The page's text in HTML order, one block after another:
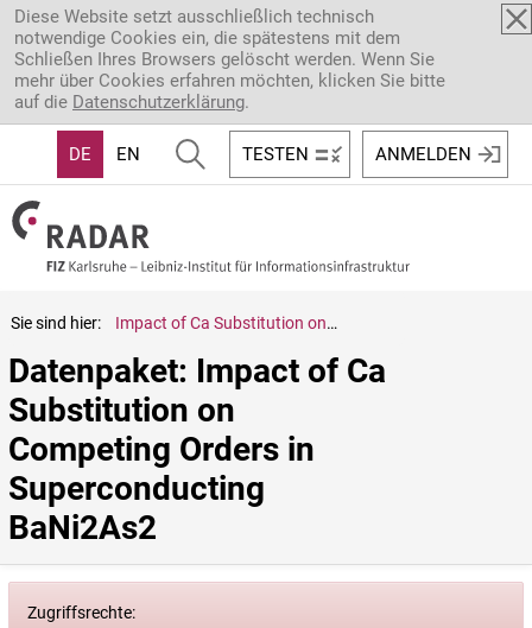
Direkt zum Inhalt
Diese Website setzt ausschließlich technisch
notwendige Cookies ein, die spätestens mit dem
Schließen Ihres Browsers gelöscht werden. Wenn Sie
mehr über Cookies erfahren möchten, klicken Sie bitte
auf die Datenschutzerklärung.
DE EN TESTEN ANMELDEN
Sie sind hier: Impact of Ca Substitution on Competing Orders in Superconducting BaNi2As2
Datenpaket: Impact of Ca
Substitution on
Competing Orders in
Superconducting
BaNi2As2
Zugriffsrechte: